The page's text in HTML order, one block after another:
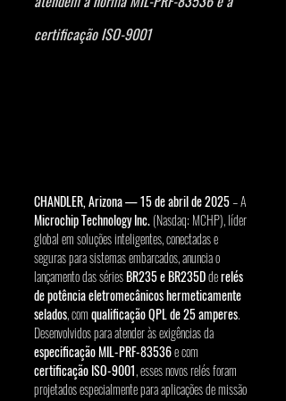
certificação ISO-9001
CHANDLER, Arizona — 15 de abril de 2025 – A
Microchip Technology Inc. (Nasdaq: MCHP), líder
global em soluções inteligentes, conectadas e
seguras para sistemas embarcados, anuncia o
lançamento das séries BR235 e BR235D de relés
de potência eletromecânicos hermeticamente
selados, com qualificação QPL de 25 amperes.
Desenvolvidos para atender às exigências da
especificação MIL-PRF-83536 e com
certificação ISO-9001, esses novos relés foram
projetados especialmente para aplicações de missão